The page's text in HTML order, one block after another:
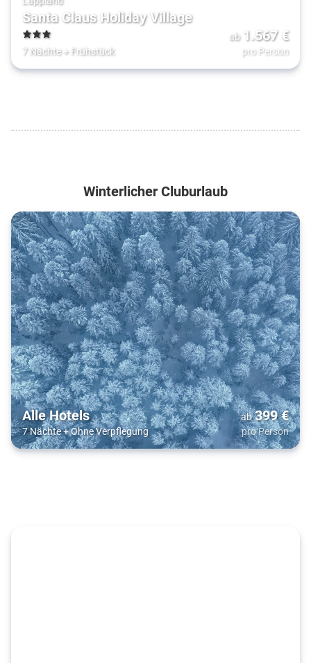
Santa Claus Holiday Village
3
7 Nächte+ Frühstück
ab 1.567€
pro Person
Winterlicher Cluburlaub
Alle Hotels
7 Nächte+Ohne Verpflegung
ab 399€
pro Person